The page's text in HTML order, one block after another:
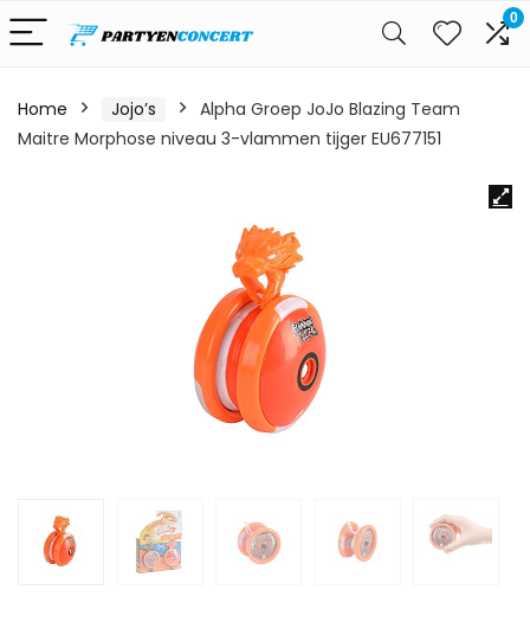
0
Home Jojo’s
Alpha Groep JoJo Blazing Team
Maitre Morphose niveau 3-vlammen tijger EU677151